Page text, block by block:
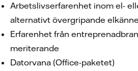
Arbetslivserfarenhet inom el-
alternativt övergripande
Erfarenhet från
meriterande
Datorvana (Office-paketet)